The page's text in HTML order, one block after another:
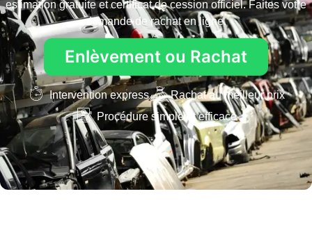
estimation gratuite et certificat de cession officiel. Faites votre
demande de rachat en ligne.
Enlèvement ou Rachat
Intervention express
Rachat au meilleur prix
Procédure simple et efficace